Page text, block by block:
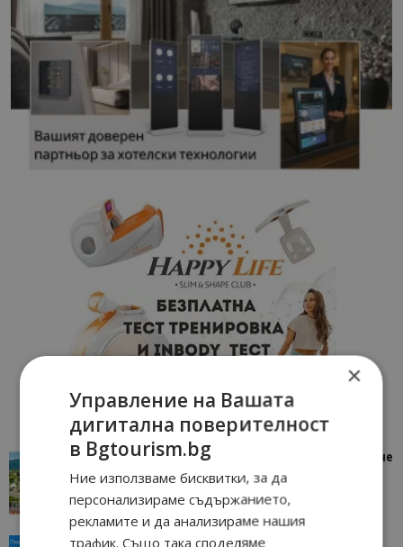
“Пощенска картичка от…”: Петрич – Изживяване
отвъд очакваното
Петрич 11/07/2026 11:22
“Пощенска картичка от…”: Пловдив, градът на
×
Управление на Вашата
дигитална поверителност
в Bgtourism.bg
Ние използваме бисквитки, за да
персонализираме съдържанието,
рекламите и да анализираме нашия
трафик. Също така споделяме